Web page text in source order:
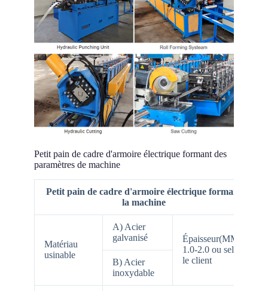
Petit pain de cadre d'armoire électrique formant des
paramètres de machine
Petit pain de cadre d'armoire électrique formant
la machine
Matériau
usinable
A) Acier
galvanisé
Épaisseur(MM):
1.0-2.0 ou selon
le client
B) Acier
inoxydable